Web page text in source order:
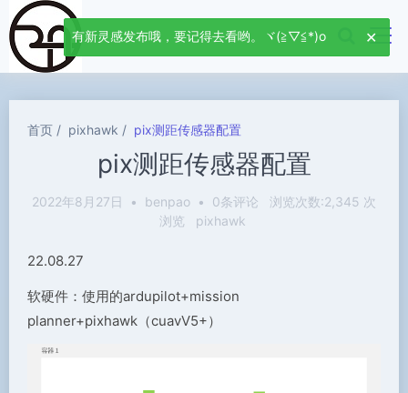
首页 pixhawk pix测距传感器配置
pix测距传感器配置
2022年8月27日 • benpao • 0条评论
浏览次数:2,345 次
浏览
pixhawk
22.08.27
软硬件：使用的ardupilot+mission
planner+pixhawk（cuavV5+）
有新灵感发布哦，要记得去看哟。ヾ(≧▽≦*)o